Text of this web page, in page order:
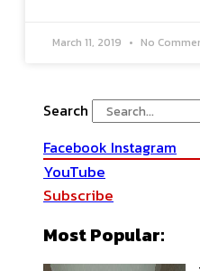
March 11, 2019 No
Search
Facebook Instagram
YouTube
Subscribe
Most Popular: